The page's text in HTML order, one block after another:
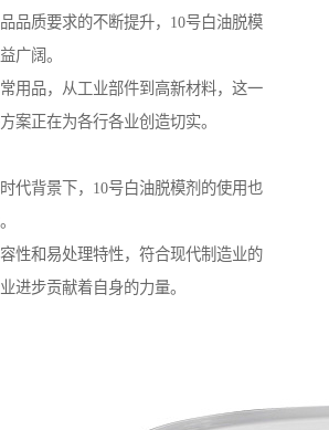
品质要求的不断提升，10号白油脱模
广阔。
用品，从工业部件到高新材料，这一
案正在为各行各业创造切实。
代背景下，10号白油脱模剂的使用也
性和易处理特性，符合现代制造业的
进步贡献着自身的力量。